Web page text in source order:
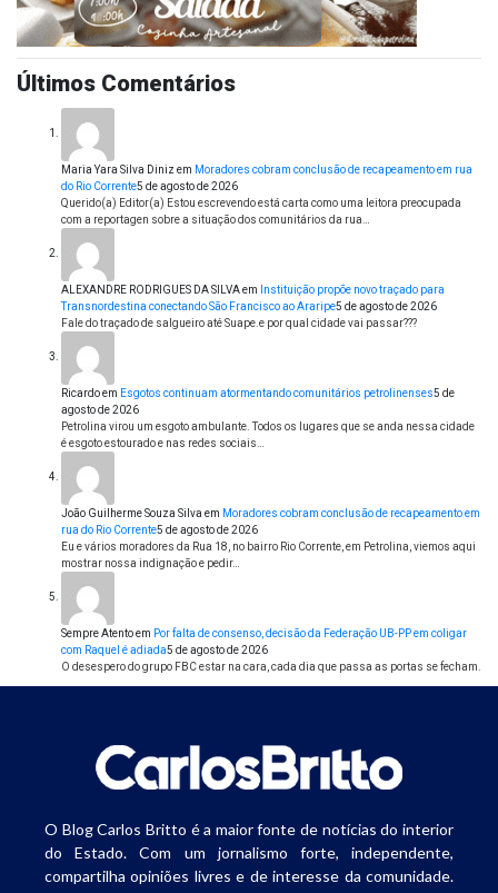
Últimos Comentários
Maria Yara Silva Diniz em Moradores cobram conclusão de recapeamento em rua
do Rio Corrente5 de agosto de 2026
Querido(a) Editor(a) Estou escrevendo está carta como uma leitora preocupada
com a reportagen sobre a situação dos comunitários da rua…
ALEXANDRE RODRIGUES DA SILVAem
Instituição propõe novo traçado para
Transnordestina conectando São Francisco ao Araripe5 de agosto de 2026
Fale do traçado de salgueiro até Suape.e por qual cidade vai passar???
Ricardoem Esgotos continuam atormentando comunitários petrolinenses5 de
agosto de 2026
Petrolina virou um esgoto ambulante. Todos os lugares que se anda nessa cidade
é esgoto estourado e nas redes sociais…
João Guilherme Souza Silva em Moradores cobram conclusão de recapeamento em
rua do Rio Corrente5 de agosto de 2026
Eu e vários moradores da Rua 18, no bairro Rio Corrente, em Petrolina, viemos aqui
mostrar nossa indignação e pedir…
Sempre Atentoem Por falta de consenso, decisão da Federação UB-PP em coligar
com Raquel é adiada5 de agosto de 2026
O desespero do grupo FBC estar na cara, cada dia que passa as portas se fecham.
O Blog Carlos Britto é a maior fonte de notícias do interior
do Estado. Com um jornalismo forte, independente,
compartilha opiniões livres e de interesse da comunidade.